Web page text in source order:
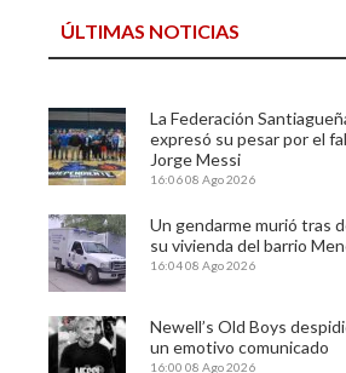
ÚLTIMAS NOTICIAS
La Federación
expresó su pesar por el
Jorge Messi
16:0608 Ago 2026
Un gendarme murió tras
su vivienda del barrio
16:0408 Ago 2026
Newell’s Old Boys
un emotivo comunicado
16:00 08 Ago 2026